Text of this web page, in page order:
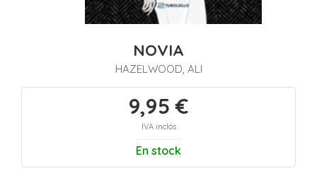
NOVIA
HAZELWOOD, ALI
9,95 €
IVA inclós
En stock